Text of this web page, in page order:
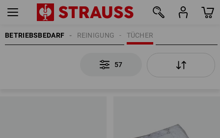
BETRIEBSBEDARF TÜCHER
REINIGUNG
57